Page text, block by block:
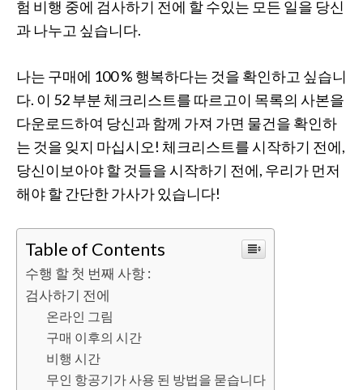
험 비행 중에 검사하기 전에 할 수있는 모든 일을 당신
과 나누고 싶습니다.
나는 구매에 100 % 행복하다는 것을 확인하고 싶습니
다. 이 52 부분 체크리스트를 따르고이 목록의 사본을
다운로드하여 당신과 함께 가져 가면 물건을 확인하
는 것을 잊지 마십시오! 체크리스트를 시작하기 전에,
당신이보아야 할 것들을 시작하기 전에, 우리가 먼저
해야 할 간단한 가사가 있습니다!
Table of Contents
수행 할 첫 번째 사항 :
검사하기 전에
온라인 그림
구매 이후의 시간
비행 시간
무인 항공기가 사용 된 방법을 묻습니다